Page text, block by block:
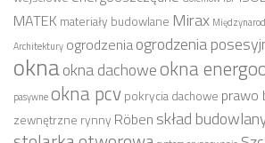
MATEK materiały budowlane Mirax
Architektury ogrodzeniaogrodzenia
oknaokna dachoweokna
pasywneokna pcv pokrycia dachowe prawo
zewnętrzne rynny Röben skład